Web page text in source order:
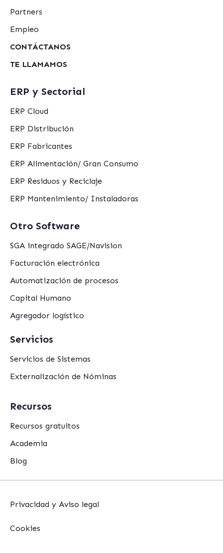
Partners
Empleo
CONTÁCTANOS
TE LLAMAMOS
ERP y Sectorial
ERP Cloud
ERP Distribución
ERP Fabricantes
ERP Alimentación/ Gran Consumo
ERP Residuos y Reciclaje
ERP Mantenimiento/ Instaladoras
Otro Software
SGA integrado SAGE/Navision
Facturación electrónica
Automatización de procesos
Capital Humano
Agregador logístico
Servicios
Servicios de Sistemas
Externalización de Nóminas
Recursos
Recursos gratuitos
Academia
Blog
Privacidad y Aviso legal
Cookies